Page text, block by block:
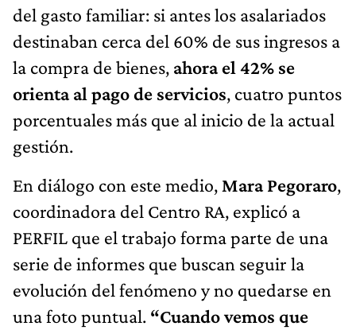
del gasto familiar: si antes los asalariados
destinaban cerca del 60% de sus ingresos a
la compra de bienes, ahora el 42% se
orienta al pago de servicios, cuatro puntos
porcentuales más que al inicio de la actual
gestión.
En diálogo con este medio, Mara Pegoraro,
coordinadora del Centro RA, explicó a
PERFIL que el trabajo forma parte de una
serie de informes que buscan seguir la
evolución del fenómeno y no quedarse en
una foto puntual. “Cuando vemos que